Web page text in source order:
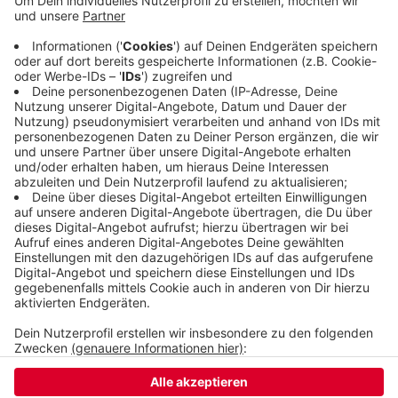
diesem Jahr beginnen. Wegen der Infektionsgefahr
bittet die Kirche darum, den Gottesdienst online
anzusehen. Die Künstler-Krippe ist die zweite
Krippe dieser Art auf dem Laurentiusplatz. Zehn
Jahre zuvor gab es immer eine Graffiti-Krippe.
Veröffentlicht:Donnerstag, 24.12.2020 06:03
Anzeige